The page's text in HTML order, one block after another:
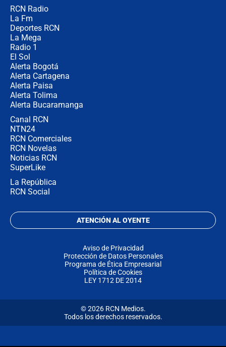
RCN Radio
La Fm
Deportes RCN
La Mega
Radio 1
El Sol
Alerta Bogotá
Alerta Cartagena
Alerta Paisa
Alerta Tolima
Alerta Bucaramanga
Canal RCN
NTN24
RCN Comerciales
RCN Novelas
Noticias RCN
SuperLike
La República
RCN Social
ATENCIÓN AL OYENTE
Aviso de Privacidad
Protección de Datos Personales
Programa de Ética Empresarial
Política de Cookies
LEY 1712 DE 2014
© 2026 RCN Medios.
Todos los derechos reservados.